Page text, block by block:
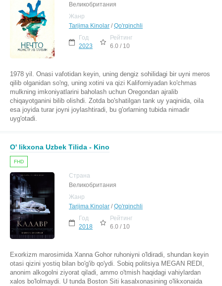
Великобритания
Жанр
Tarjima Kinolar /Qo'rqinchli
Год
2023
Рейтинг
6.0 / 10
1978 yil. Onasi vafotidan keyin, uning dengiz sohilidagi bir uyni meros
qilib olganidan so'ng, uning xotini va qizi Kaliforniyadan ko'chmas
mulkning imkoniyatlarini baholash uchun Oregondan ajralib
chiqayotganini bilib olishdi. Zotda bo'shatilgan tank uy yaqinida, oila
esa joyida turar joyni joylashtiradi, bu g'orlarning tubida nimadir
uyg'otadi.
O' likxona Uzbek Tilida - Kino
FHD
Страна
Великобритания
Жанр
Tarjima Kinolar /Qo'rqinchli
Год
2018
Рейтинг
6.0 / 10
Exorkizm marosimida Xanna Gohor ruhoniyni o'ldiradi, shundan keyin
otasi qizini yostiq bilan bo'g'ib qo'ydi. Sobiq politsiya MEGAN REDI,
anonim alkogolni ziyorat qiladi, ammo o'tmish haqidagi vahiylardan
xalos bo'lolmaydi. U tunda Boston Siti kasalxonasining o'likxonaida